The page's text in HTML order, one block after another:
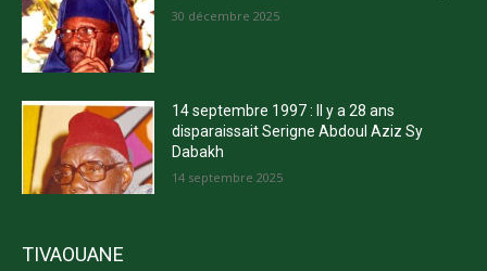
30 décembre 2025
14 septembre 1997 : Il y a 28 ans
disparaissait Serigne Abdoul Aziz Sy
Dabakh
14 septembre 2025
TIVAOUANE